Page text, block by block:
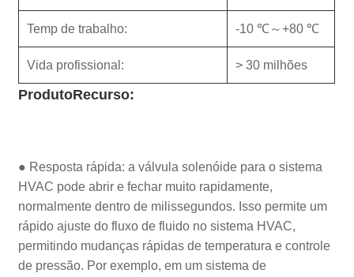
Temp de trabalho: -10 ℃～+80 ℃
Vida profissional: > 30 milhões
ProdutoRecurso:
● Resposta rápida: a válvula solenóide para o sistema
HVAC pode abrir e fechar muito rapidamente,
normalmente dentro de milissegundos. Isso permite um
rápido ajuste do fluxo de fluido no sistema HVAC,
permitindo mudanças rápidas de temperatura e controle
de pressão. Por exemplo, em um sistema de